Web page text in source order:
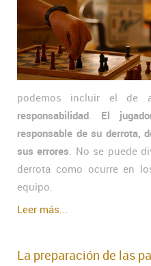
podemos incluir el de
responsabilidad
El
responsable de su derrota,
sus errores . No se puede
derrota como ocurre en
equipo.
Leer más...
La preparación de las